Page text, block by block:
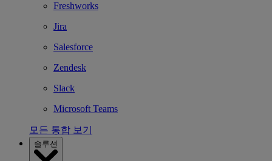
Freshworks
Jira
Salesforce
Zendesk
Slack
Microsoft Teams
모든 통합 보기
솔루션